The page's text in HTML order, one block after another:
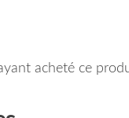
acheté ce